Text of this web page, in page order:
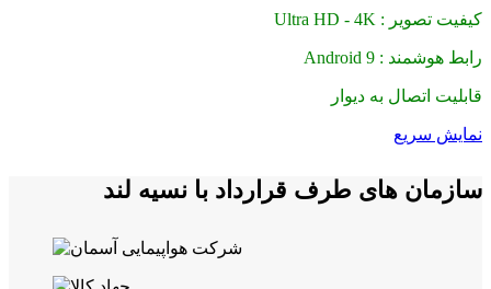
کیفیت تصویر : Ultra HD - 4K
رابط هوشمند : Android 9
قابلیت اتصال به دیوار
نمایش سریع
سازمان های طرف قرارداد با نسیه لند